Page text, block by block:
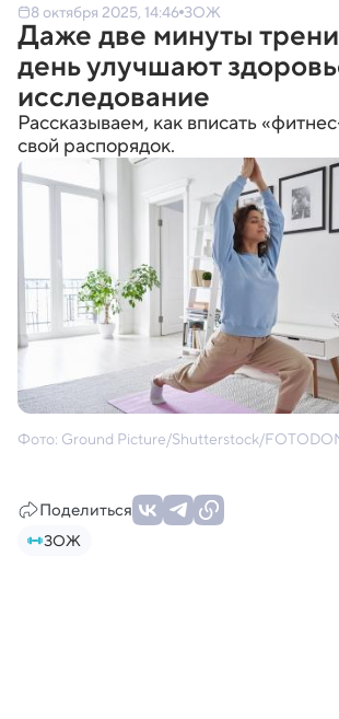
8 октября 2025, 14:46 ЗОЖ
Даже две минуты
день улучшают
исследование
Рассказываем, как вписать
свой распорядок.
Фото: Ground Picture/Shutterstock/
Поделиться
ЗОЖ